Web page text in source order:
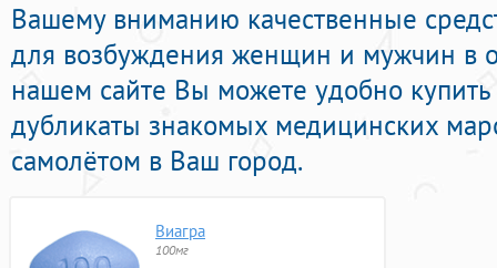
Вашему вниманию качественные
для возбуждения женщин и мужчин в
нашем сайте Вы можете удобно
дубликаты знакомых медицинских
самолётом в Ваш город.
Виагра
100мг